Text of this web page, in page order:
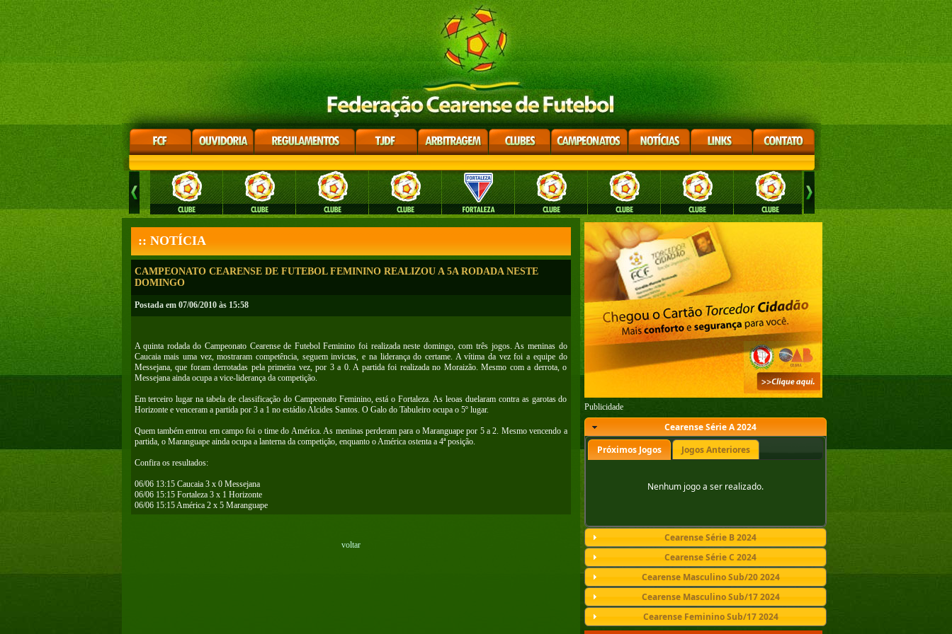
:: NOTÍCIA
CAMPEONATO CEARENSE DE FUTEBOL FEMININO REALIZOU A 5A RODADA NESTE
DOMINGO
Postada em 07/06/2010 às 15:58
A quinta rodada do Campeonato Cearense de Futebol Feminino foi realizada neste domingo, com três jogos. As meninas do
Caucaia mais uma vez, mostraram competência, seguem invictas, e na liderança do certame. A vítima da vez foi a equipe do
Messejana, que foram derrotadas pela primeira vez, por 3 a 0. A partida foi realizada no Moraizão. Mesmo com a derrota, o
Messejana ainda ocupa a vice-liderança da competição.
Em terceiro lugar na tabela de classificação do Campeonato Feminino, está o Fortaleza. As leoas duelaram contra as garotas do
Horizonte e venceram a partida por 3 a 1 no estádio Alcides Santos. O Galo do Tabuleiro ocupa o 5º lugar.
Quem também entrou em campo foi o time do América. As meninas perderam para o Maranguape por 5 a 2. Mesmo vencendo a
partida, o Maranguape ainda ocupa a lanterna da competição, enquanto o América ostenta a 4ª posição.
Confira os resultados:
06/06 13:15 Caucaia 3 x 0 Messejana
06/06 15:15 Fortaleza 3 x 1 Horizonte
06/06 15:15 América 2 x 5 Maranguape
voltar
Publicidade
Cearense Série A 2024
Próximos Jogos
Jogos Anteriores
Nenhum jogo a ser realizado.
Cearense Série B 2024
Cearense Série C 2024
Cearense Masculino Sub/20 2024
Cearense Masculino Sub/17 2024
Cearense Feminino Sub/17 2024